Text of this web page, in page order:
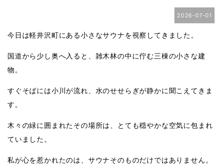
2026-07-01
今日は軽井沢町にある小さなサウナを視察してきました。
国道から少し奥へ入ると、雑木林の中に佇む三棟の小さな建
物。
すぐそばには小川が流れ、水のせせらぎが静かに聞こえてきま
す。
木々の緑に囲まれたその場所は、とても穏やかな空気に包まれ
ていました。
私が心を惹かれたのは、サウナそのものだけではありません。